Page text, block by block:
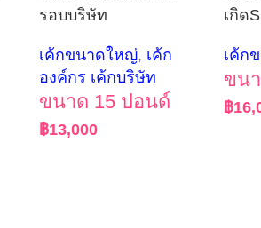
รอบบริษัท
เค้กขนาดใหญ่, เค้ก
องค์กร เค้กบริษัท
ขนาด 15 ปอนด์
฿13,000
เกิด
เค้ก
ขน
฿